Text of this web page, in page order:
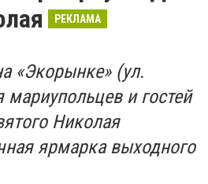
РЕКЛАМА
«Экорынке» (ул.
и гостей
Николая
ярмарка выходного